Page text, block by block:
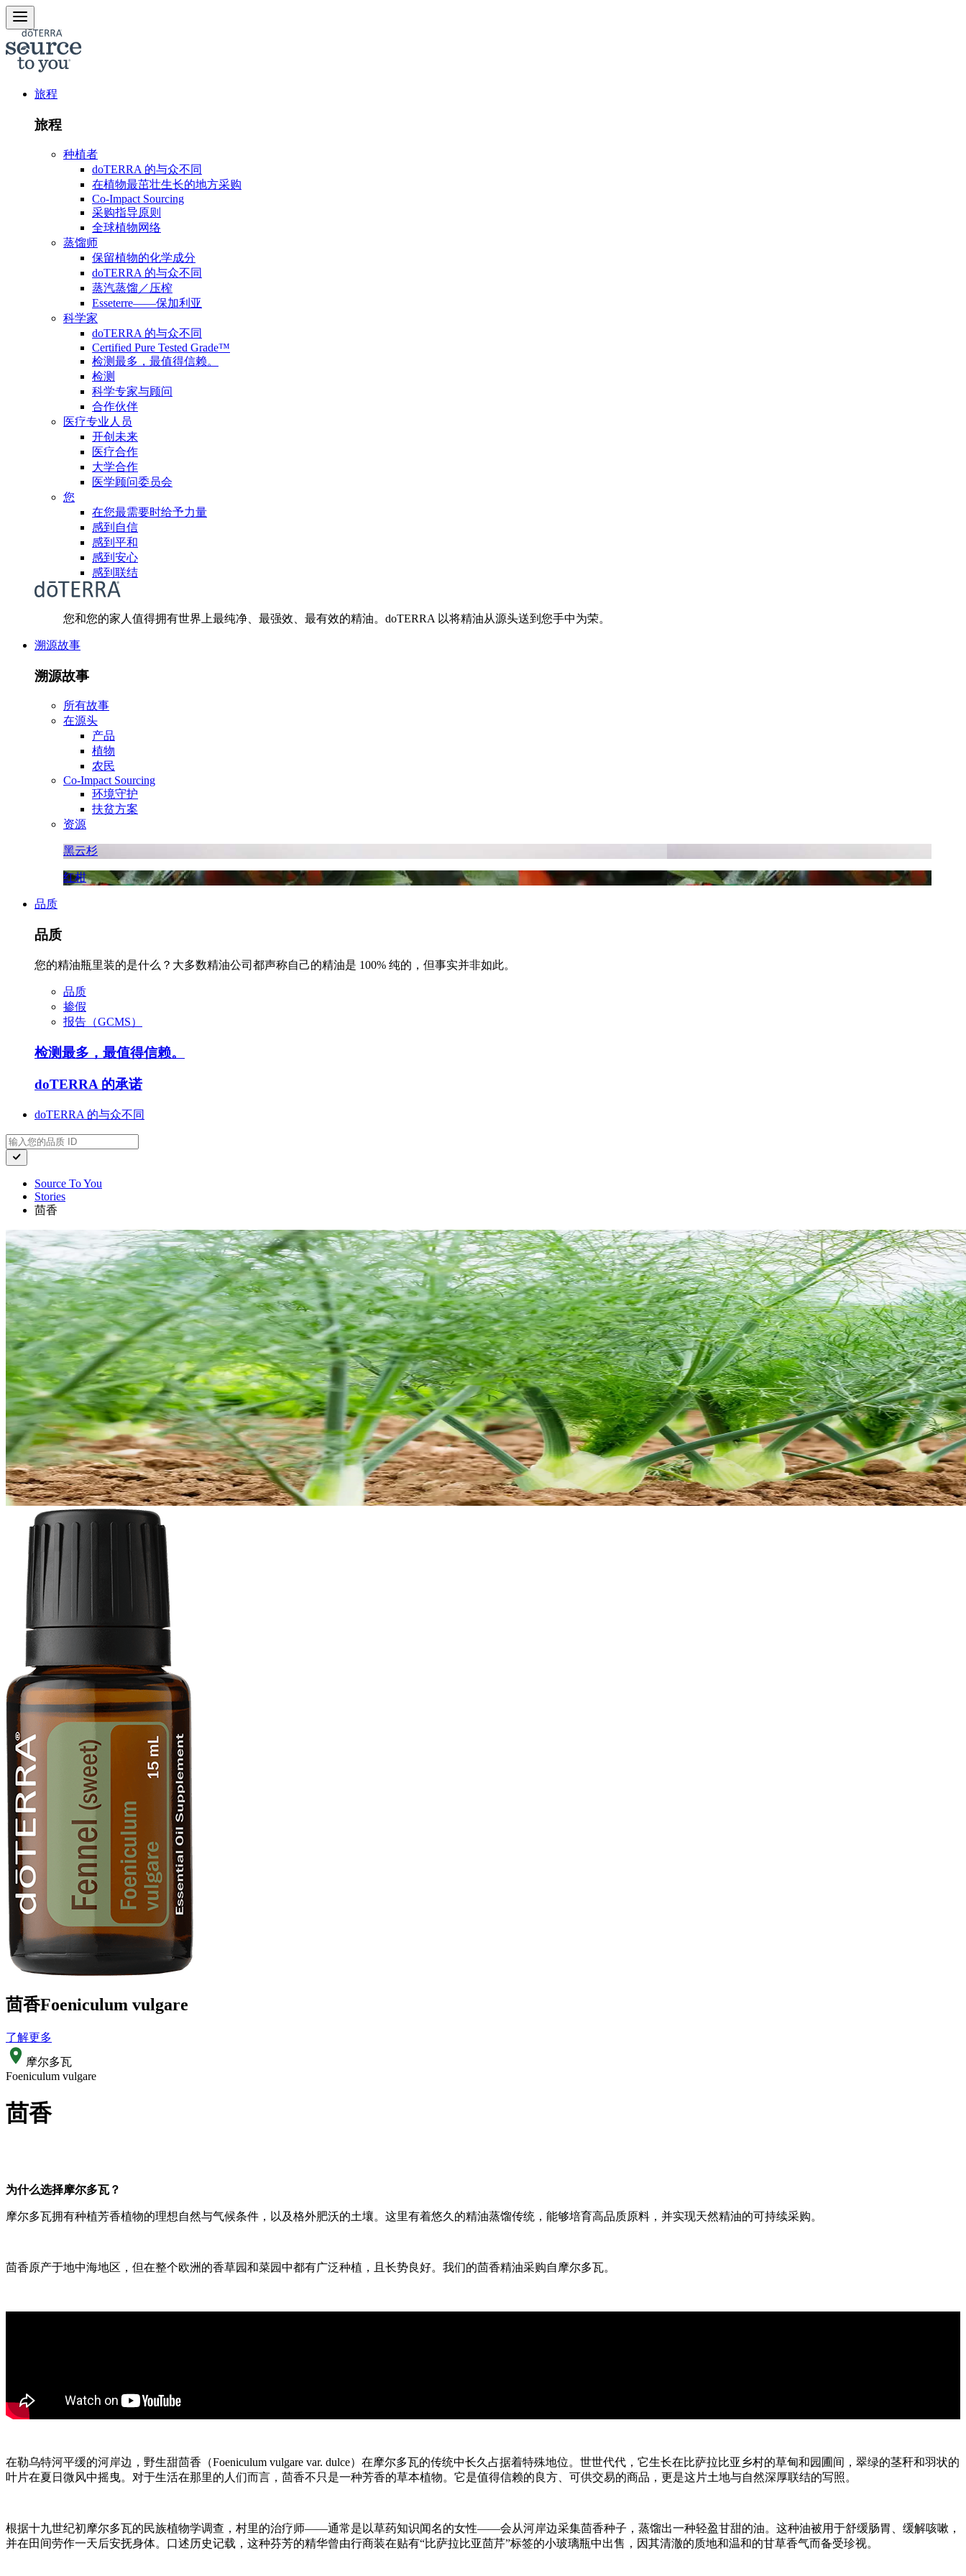
旅程
旅程
种植者
doTERRA 的与众不同
在植物最茁壮生长的地方采购
Co-Impact Sourcing
采购指导原则
全球植物网络
蒸馏师
保留植物的化学成分
doTERRA 的与众不同
蒸汽蒸馏／压榨
Esseterre——保加利亚
科学家
doTERRA 的与众不同
Certified Pure Tested Grade™
检测最多，最值得信赖。
检测
科学专家与顾问
合作伙伴
医疗专业人员
开创未来
医疗合作
大学合作
医学顾问委员会
您
在您最需要时给予力量
感到自信
感到平和
感到安心
感到联结
您和您的家人值得拥有世界上最纯净、最强效、最有效的精油。doTERRA 以将精油从源头送到您手中为荣。
溯源故事
溯源故事
所有故事
在源头
产品
植物
农民
Co-Impact Sourcing
环境守护
扶贫方案
资源
黑云杉
红柑
品质
品质
您的精油瓶里装的是什么？大多数精油公司都声称自己的精油是 100% 纯的，但事实并非如此。
品质
掺假
报告（GCMS）
检测最多，最值得信赖。
doTERRA 的承诺
doTERRA 的与众不同
Source To You
Stories
茴香
茴香Foeniculum vulgare
了解更多
摩尔多瓦
Foeniculum vulgare
茴香
为什么选择摩尔多瓦？
摩尔多瓦拥有种植芳香植物的理想自然与气候条件，以及格外肥沃的土壤。这里有着悠久的精油蒸馏传统，能够培育高品质原料，并实现天然精油的可持续采购。
茴香原产于地中海地区，但在整个欧洲的香草园和菜园中都有广泛种植，且长势良好。我们的茴香精油采购自摩尔多瓦。
在勒乌特河平缓的河岸边，野生甜茴香（Foeniculum vulgare var. dulce）在摩尔多瓦的传统中长久占据着特殊地位。世世代代，它生长在比萨拉比亚乡村的草甸和园圃间，翠绿的茎秆和羽状的
叶片在夏日微风中摇曳。对于生活在那里的人们而言，茴香不只是一种芳香的草本植物。它是值得信赖的良方、可供交易的商品，更是这片土地与自然深厚联结的写照。
根据十九世纪初摩尔多瓦的民族植物学调查，村里的治疗师——通常是以草药知识闻名的女性——会从河岸边采集茴香种子，蒸馏出一种轻盈甘甜的油。这种油被用于舒缓肠胃、缓解咳嗽，
并在田间劳作一天后安抚身体。口述历史记载，这种芬芳的精华曾由行商装在贴有“比萨拉比亚茴芹”标签的小玻璃瓶中出售，因其清澈的质地和温和的甘草香气而备受珍视。